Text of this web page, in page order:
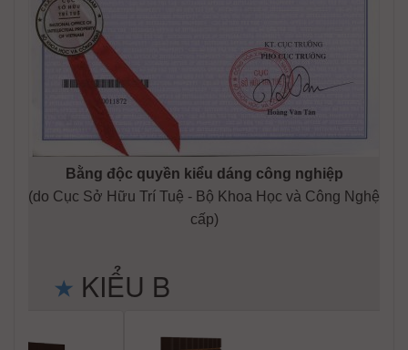
Bằng độc quyền kiểu dáng công nghiệp
(do Cục Sở Hữu Trí Tuệ - Bộ Khoa Học và Công Nghệ
cấp)
KIỂU B